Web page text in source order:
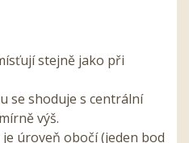
stejně jako při
se shoduje s centrální
výš.
úroveň obočí (jeden bod